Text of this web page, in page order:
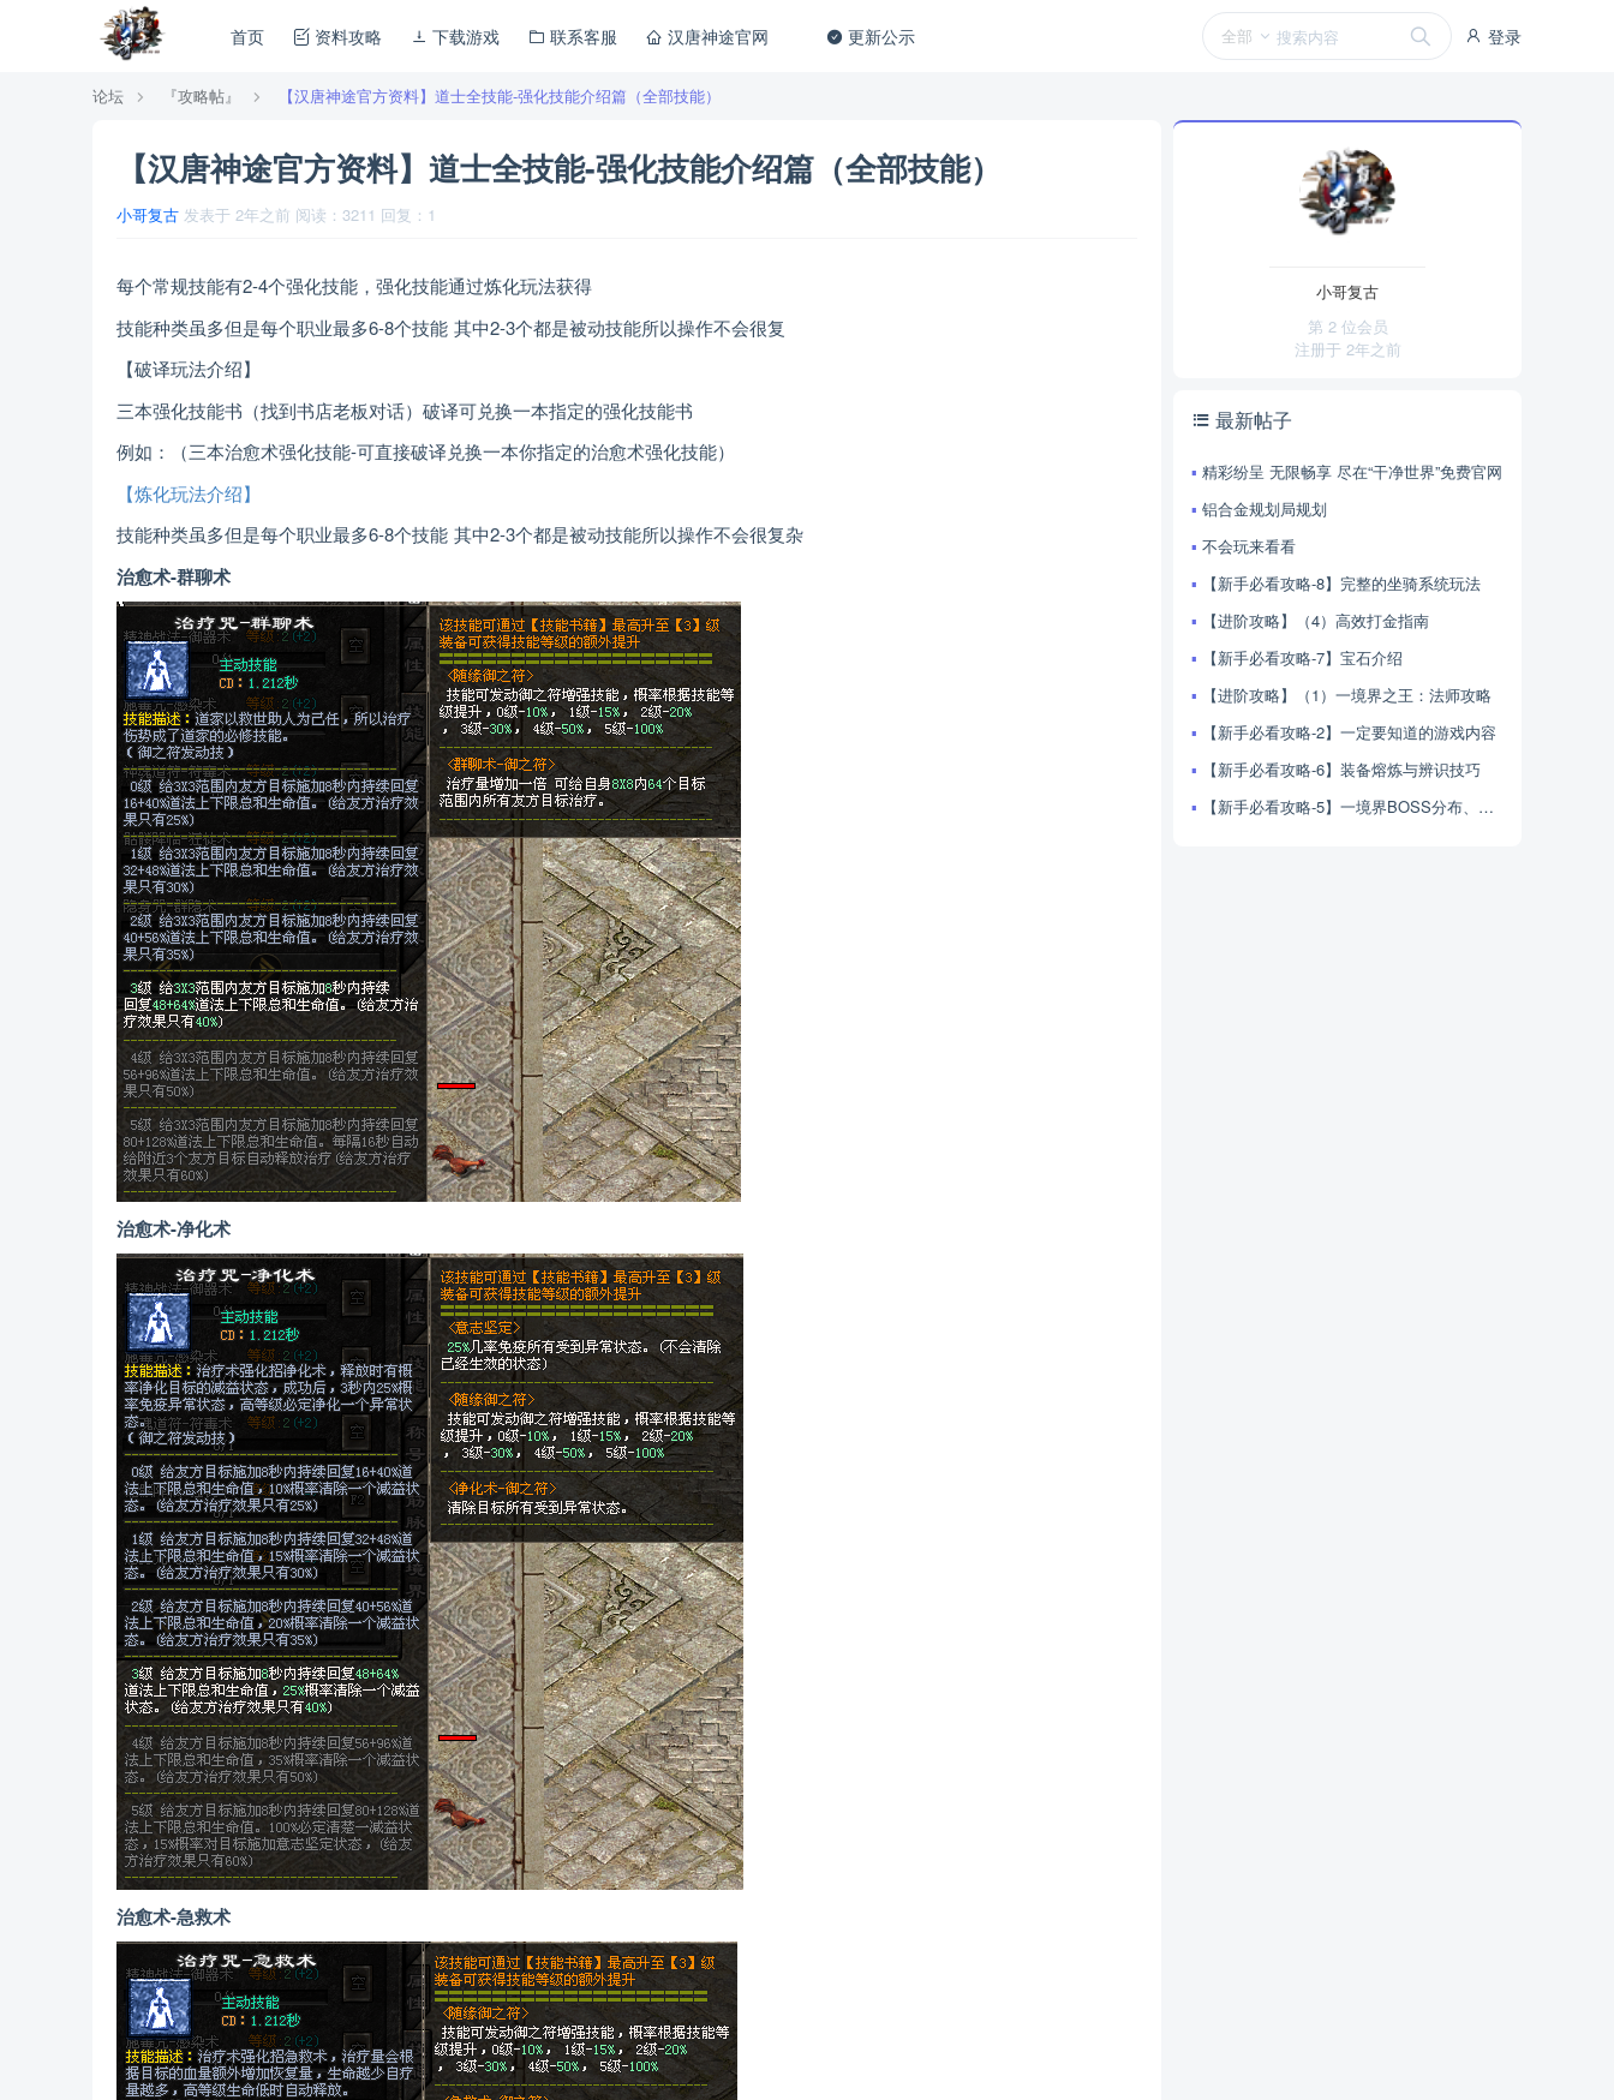
登录
全部
首页 资料攻略 下载游戏 联系客服 汉唐神途官网 更新公示
论坛 『攻略帖』 【汉唐神途官方资料】道士全技能-强化技能介绍篇（全部技能）
【汉唐神途官方资料】道士全技能-强化技能介绍篇（全部技能）
小哥复古 发表于 2年之前 阅读： 3211 回复： 1
每个常规技能有2-4个强化技能，强化技能通过炼化玩法获得
技能种类虽多但是每个职业最多6-8个技能 其中2-3个都是被动技能所以操作不会很复
【破译玩法介绍】
三本强化技能书（找到书店老板对话）破译可兑换一本指定的强化技能书
例如：（三本治愈术强化技能-可直接破译兑换一本你指定的治愈术强化技能）
【炼化玩法介绍】
技能种类虽多但是每个职业最多6-8个技能 其中2-3个都是被动技能所以操作不会很复杂
治愈术-群聊术
治愈术-净化术
治愈术-急救术
小哥复古
第 2 位会员
注册于 2年之前
最新帖子
精彩纷呈 无限畅享 尽在“干净世界”免费官网
铝合金规划局规划
不会玩来看看
【新手必看攻略-8】完整的坐骑系统玩法
【进阶攻略】（4）高效打金指南
【新手必看攻略-7】宝石介绍
【进阶攻略】（1）一境界之王：法师攻略
【新手必看攻略-2】一定要知道的游戏内容
【新手必看攻略-6】装备熔炼与辨识技巧
【新手必看攻略-5】一境界BOSS分布、产出与击杀技巧